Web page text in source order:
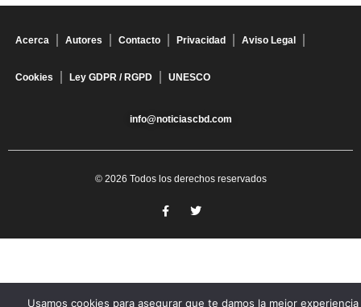
Acerca Autores Contacto Privacidad Aviso Legal
Cookies Ley GDPR / RGPD UNESCO
info@noticiascbd.com
© 2026 Todos los derechos reservados
Usamos cookies para asegurar que te damos la mejor experiencia